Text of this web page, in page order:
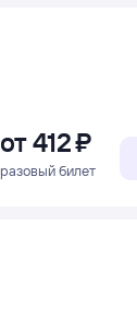
от412 ⁠₽
разовый билет